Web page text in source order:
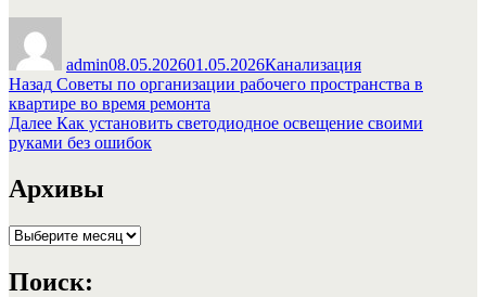
admin08.05.202601.05.2026Канализация
Навигация
по
записям
Назад Предыдущая
запись:
Советы по организации рабочего пространства в
квартире во время ремонта
Далее Следующая
запись:
Как установить светодиодное освещение своими
руками без ошибок
Архивы
Архивы
Поиск: